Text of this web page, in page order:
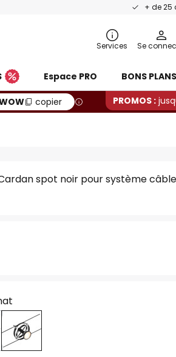
+ de 25
Services Se
Espace PRO BONS PLANS
copier PROMOS :
spot noir pour système câble